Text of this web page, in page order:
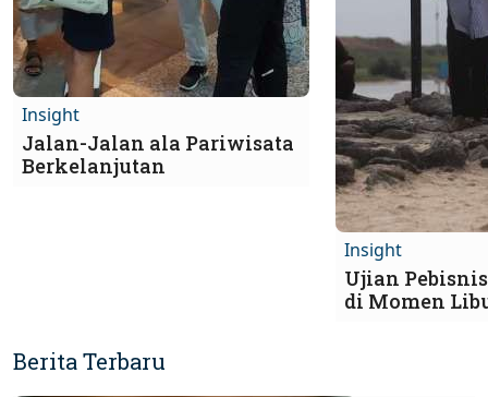
Insight
Jalan-Jalan ala Pariwisata
Berkelanjutan
Insight
Ujian
di Momen
Berita Terbaru